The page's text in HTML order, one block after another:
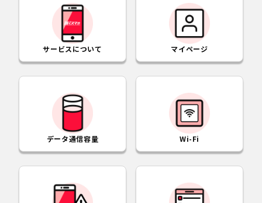
サービスについて マイページ
データ通信容量 Wi-Fi